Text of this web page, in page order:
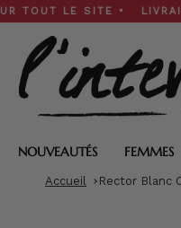
Skip
to
content
SITE • LIVRAISON
NOUVEAUTÉS FEMMES
Accueil Rector Blanc